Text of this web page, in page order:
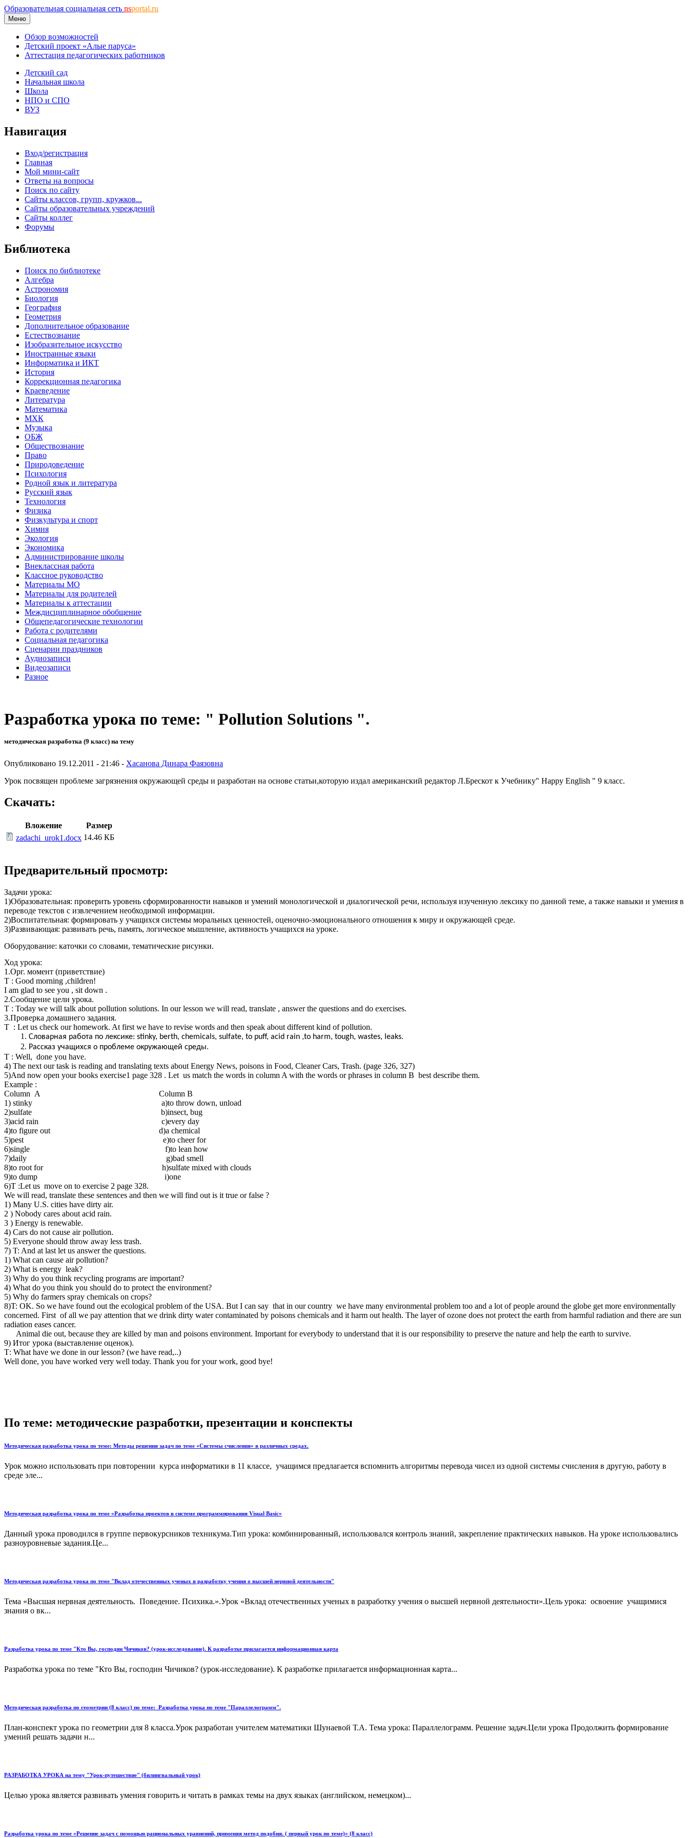
Образовательная социальная сеть nsportal.ru
Меню
Обзор возможностей
Детский проект «Алые паруса»
Аттестация педагогических работников
Детский сад
Начальная школа
Школа
НПО и СПО
ВУЗ
Навигация
Вход/регистрация
Главная
Мой мини-сайт
Ответы на вопросы
Поиск по сайту
Сайты классов, групп, кружков...
Сайты образовательных учреждений
Сайты коллег
Форумы
Библиотека
Поиск по библиотеке
Алгебра
Астрономия
Биология
География
Геометрия
Дополнительное образование
Естествознание
Изобразительное искусство
Иностранные языки
Информатика и ИКТ
История
Коррекционная педагогика
Краеведение
Литература
Математика
МХК
Музыка
ОБЖ
Обществознание
Право
Природоведение
Психология
Родной язык и литература
Русский язык
Технология
Физика
Физкультура и спорт
Химия
Экология
Экономика
Администрирование школы
Внеклассная работа
Классное руководство
Материалы МО
Материалы для родителей
Материалы к аттестации
Междисциплинарное обобщение
Общепедагогические технологии
Работа с родителями
Социальная педагогика
Сценарии праздников
Аудиозаписи
Видеозаписи
Разное
Разработка урока по теме: " Pollution Solutions ".
методическая разработка (9 класс) на тему
Опубликовано 19.12.2011 - 21:46 - Хасановa Динара Фаязовна
Урок посвящен проблеме загрязнения окружающей среды и разработан на основе статьи,которую издал американский редактор Л.Брескот к Учебнику" Happy English " 9 класс.
Скачать:
Вложение
Размер
zadachi_urok1.docx 14.46 КБ
Предварительный просмотр:
Задачи урока:
1)Образовательная: проверить уровень сформированности навыков и умений монологической и диалогической речи, используя изученную лексику по данной теме, а также навыки и умения в
переводе текстов с извлечением необходимой информации.
2)Воспитательная: формировать у учащихся системы моральных ценностей, оценочно-эмоционального отношения к миру и окружающей среде.
3)Развивающая: развивать речь, память, логическое мышление, активность учащихся на уроке.
Оборудование: каточки со словами, тематические рисунки.
Ход урока:
1.Орг. момент (приветствие)
T : Good morning ,children!
I am glad to see you , sit down .
2.Cообщение цели урока.
T : Today we will talk about pollution solutions. In our lesson we will read, translate , answer the questions and do exercises.
3.Проверка домашнего задания.
T : Let us check our homework. At first we have to revise words and then speak about different kind of pollution.
Словарная работа по лексике: stinky, berth, chemicals, sulfate, to puff, acid rain ,to harm, tough, wastes, leaks.
Рассказ учащихся о проблеме окружающей среды.
T : Well, done you have.
4) The next our task is reading and translating texts about Energy News, poisons in Food, Cleaner Cars, Trash. (page 326, 327)
5)And now open your books exercise1 page 328 . Let us match the words in column A with the words or phrases in column B best describe them.
Example :
Column A Column B
1) stinky a)to throw down, unload
2)sulfate b)insect, bug
3)acid rain c)every day
4)to figure out d)a chemical
5)pest e)to cheer for
6)single f)to lean how
7)daily g)bad smell
8)to root for h)sulfate mixed with clouds
9)to dump i)one
6)T :Let us move on to exercise 2 page 328.
We will read, translate these sentences and then we will find out is it true or false ?
1) Many U.S. cities have dirty air.
2 ) Nobody cares about acid rain.
3 ) Energy is renewable.
4) Cars do not cause air pollution.
5) Everyone should throw away less trash.
7) T: And at last let us answer the questions.
1) What can cause air pollution?
2) What is energy leak?
3) Why do you think recycling programs are important?
4) What do you think you should do to protect the environment?
5) Why do farmers spray chemicals on crops?
8)T: OK. So we have found out the ecological problem of the USA. But I can say that in our country we have many environmental problem too and a lot of people around the globe get more environmentally
concerned. First of all we pay attention that we drink dirty water contaminated by poisons chemicals and it harm out health. The layer of ozone does not protect the earth from harmful radiation and there are sun
radiation eases cancer.
Animal die out, because they are killed by man and poisons environment. Important for everybody to understand that it is our responsibility to preserve the nature and help the earth to survive.
9) Итог урока (выставление оценок).
Т: What have we done in our lesson? (we have read,..)
Well done, you have worked very well today. Thank you for your work, good bye!
По теме: методические разработки, презентации и конспекты
Методическая разработка урока по теме: Методы решения задач по теме «Системы счисления» в различных средах.
Урок можно использовать при повторении курса информатики в 11 классе, учащимся предлагается вспомнить алгоритмы перевода чисел из одной системы счисления в другую, работу в
среде эле...
Методическая разработка урока по теме «Разработка проектов в системе программирования Visual Basic»
Данный урока проводился в группе первокурсников техникума.Тип урока: комбинированный, использовался контроль знаний, закрепление практических навыков. На уроке использовались
разноуровневые задания.Це...
Методическая разработка урока по теме "Вклад отечественных ученых в разработку учения о высшей нервной деятельности"
Тема «Высшая нервная деятельность. Поведение. Психика.».Урок «Вклад отечественных ученых в разработку учения о высшей нервной деятельности».Цель урока: освоение учащимися
знания о вк...
Разработка урока по теме "Кто Вы, господин Чичиков? (урок-исследование). К разработке прилагается информационная карта
Разработка урока по теме "Кто Вы, господин Чичиков? (урок-исследование). К разработке прилагается информационная карта...
Методическая разработка по геометрии (8 класс) по теме: Разработка урока по теме "Параллелограмм".
План-конспект урока по геометрии для 8 класса.Урок разработан учителем математики Шунаевой Т.А. Тема урока: Параллелограмм. Решение задач.Цели урока Продолжить формирование
умений решать задачи н...
РАЗРАБОТКА УРОКА на тему "Урок-путешествие" (билингвальный урок)
Целью урока является развивать умения говорить и читать в рамках темы на двух языках (английском, немецком)...
Разработка урока по теме «Решение задач с помощью рациональных уравнений, применяя метод подобия. ( первый урок по теме)» (8 класс)